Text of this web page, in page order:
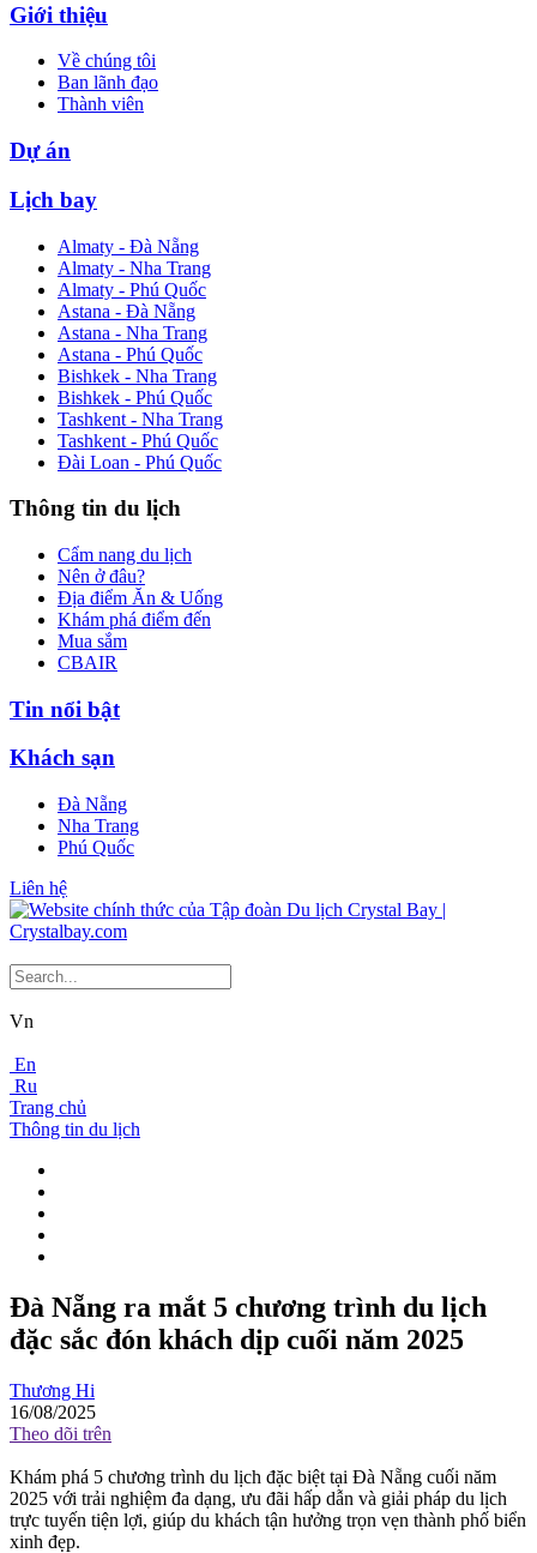
Giới thiệu
Về chúng tôi
Ban lãnh đạo
Thành viên
Dự án
Lịch bay
Almaty - Đà Nẵng
Almaty - Nha Trang
Almaty - Phú Quốc
Astana - Đà Nẵng
Astana - Nha Trang
Astana - Phú Quốc
Bishkek - Nha Trang
Bishkek - Phú Quốc
Tashkent - Nha Trang
Tashkent - Phú Quốc
Đài Loan - Phú Quốc
Thông tin du lịch
Cẩm nang du lịch
Nên ở đâu?
Địa điểm Ăn & Uống
Khám phá điểm đến
Mua sắm
CBAIR
Tin nổi bật
Khách sạn
Đà Nẵng
Nha Trang
Phú Quốc
Liên hệ
Vn
En
Ru
Trang chủ
Thông tin du lịch
Đà Nẵng ra mắt 5 chương trình du lịch
đặc sắc đón khách dịp cuối năm 2025
Thương Hi
16/08/2025
Theo dõi trên
Khám phá 5 chương trình du lịch đặc biệt tại Đà Nẵng cuối năm
2025 với trải nghiệm đa dạng, ưu đãi hấp dẫn và giải pháp du lịch
trực tuyến tiện lợi, giúp du khách tận hưởng trọn vẹn thành phố biển
xinh đẹp.